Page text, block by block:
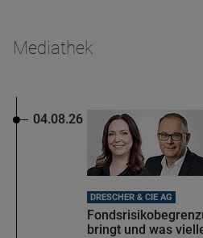
Mediathek
04.08.26
DRESCHER & CIE AG
bringt und was